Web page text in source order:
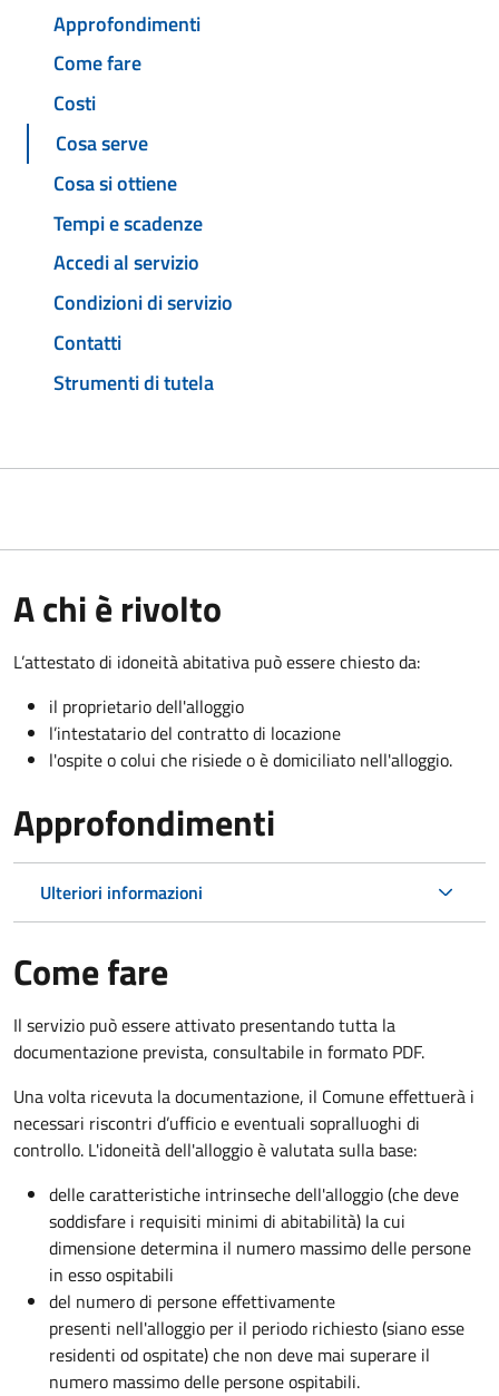
Approfondimenti
Come fare
Costi
Cosa serve
Cosa si ottiene
Tempi e scadenze
Accedi al servizio
Condizioni di servizio
Contatti
Strumenti di tutela
A chi è rivolto
L’attestato di idoneità abitativa può essere chiesto da:
il proprietario dell'alloggio
l’intestatario del contratto di locazione
l'ospite o colui che risiede o è domiciliato nell'alloggio.
Approfondimenti
Ulteriori informazioni
Come fare
Il servizio può essere attivato presentando tutta la
documentazione prevista, consultabile in formato PDF.
Una volta ricevuta la documentazione, il Comune effettuerà i
necessari riscontri d’ufficio e eventuali sopralluoghi di
controllo. L'idoneità dell'alloggio è valutata sulla base:
delle caratteristiche intrinseche dell'alloggio (che deve
soddisfare i requisiti minimi di abitabilità) la cui
dimensione determina il numero massimo delle persone
in esso ospitabili
del numero di persone effettivamente
presenti nell'alloggio per il periodo richiesto (siano esse
residenti od ospitate) che non deve mai superare il
numero massimo delle persone ospitabili.